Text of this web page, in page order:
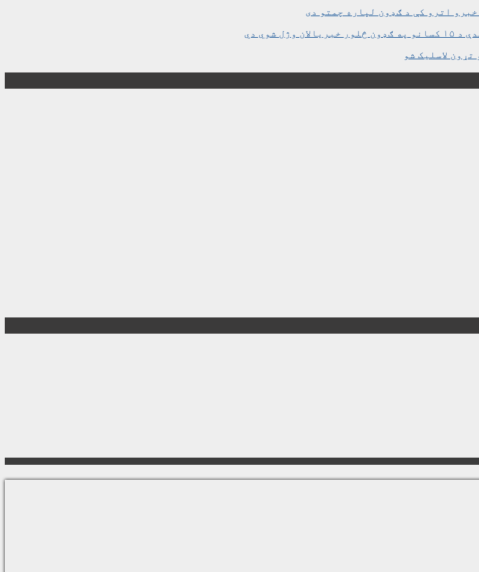
اترو کې د ګډون لپاره چمتو دی
دي